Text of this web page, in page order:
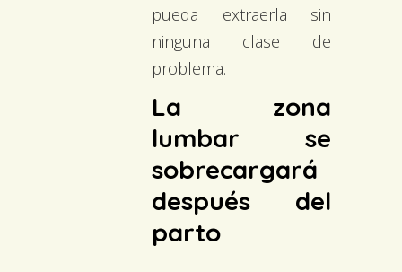
pueda extraerla sin
ninguna clase de
problema.
La zona
lumbar se
sobrecargará
después del
parto